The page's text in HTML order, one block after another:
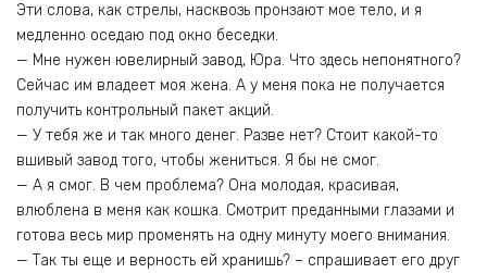
Эти слова, как стрелы, насквозь пронзают мое тело, и я
медленно оседаю под окно беседки.
— Мне нужен ювелирный завод, Юра. Что здесь непонятного?
Сейчас им владеет моя жена. А у меня пока не получается
получить контрольный пакет акций.
— У тебя же и так много денег. Разве нет? Стоит какой-то
вшивый завод того, чтобы жениться. Я бы не смог.
— А я смог. В чем проблема? Она молодая, красивая,
влюблена в меня как кошка. Смотрит преданными глазами и
готова весь мир променять на одну минуту моего внимания.
— Так ты еще и верность ей хранишь? – спрашивает его друг